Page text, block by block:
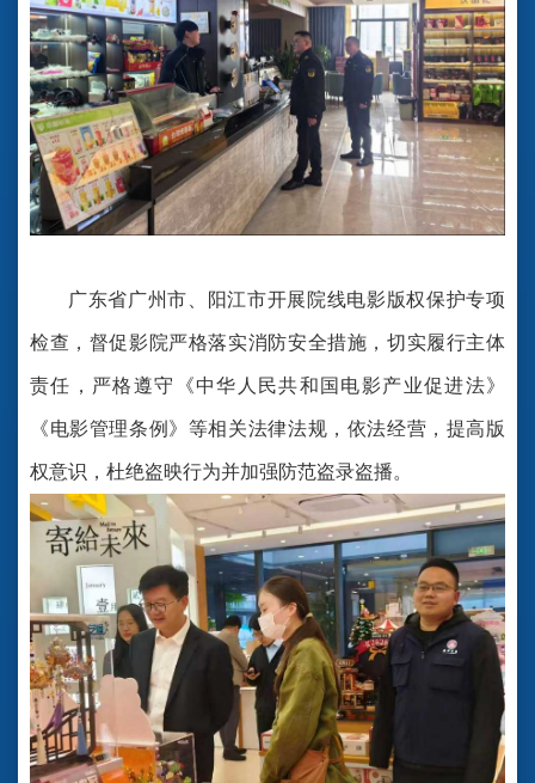
广东省广州市、阳江市开展院线电影版权保护专项
检查，督促影院严格落实消防安全措施，切实履行主体
责任，严格遵守《中华人民共和国电影产业促进法》
《电影管理条例》等相关法律法规，依法经营，提高版
权意识，杜绝盗映行为并加强防范盗录盗播。